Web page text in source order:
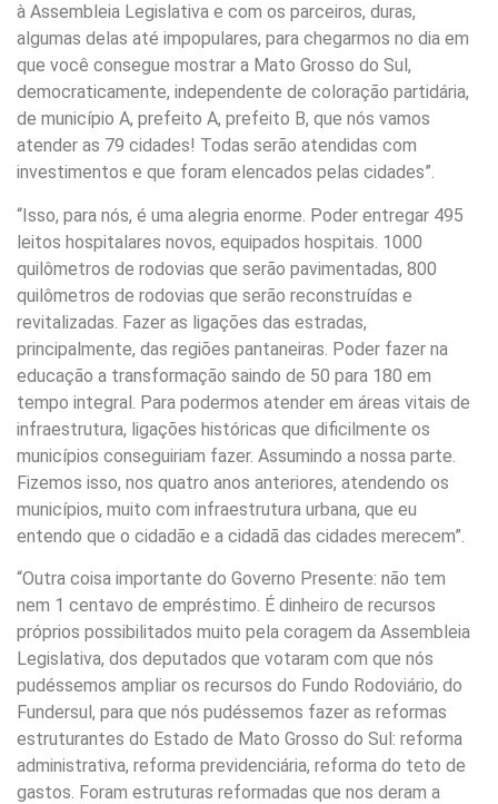
à Assembleia Legislativa e com os parceiros, duras,
algumas delas até impopulares, para chegarmos no dia em
que você consegue mostrar a Mato Grosso do Sul,
democraticamente, independente de coloração partidária,
de município A, prefeito A, prefeito B, que nós vamos
atender as 79 cidades! Todas serão atendidas com
investimentos e que foram elencados pelas cidades”.
“Isso, para nós, é uma alegria enorme. Poder entregar 495
leitos hospitalares novos, equipados hospitais. 1000
quilômetros de rodovias que serão pavimentadas, 800
quilômetros de rodovias que serão reconstruídas e
revitalizadas. Fazer as ligações das estradas,
principalmente, das regiões pantaneiras. Poder fazer na
educação a transformação saindo de 50 para 180 em
tempo integral. Para podermos atender em áreas vitais de
infraestrutura, ligações históricas que dificilmente os
municípios conseguiriam fazer. Assumindo a nossa parte.
Fizemos isso, nos quatro anos anteriores, atendendo os
municípios, muito com infraestrutura urbana, que eu
entendo que o cidadão e a cidadã das cidades merecem”.
“Outra coisa importante do Governo Presente: não tem
nem 1 centavo de empréstimo. É dinheiro de recursos
próprios possibilitados muito pela coragem da Assembleia
Legislativa, dos deputados que votaram com que nós
pudéssemos ampliar os recursos do Fundo Rodoviário, do
Fundersul, para que nós pudéssemos fazer as reformas
estruturantes do Estado de Mato Grosso do Sul: reforma
administrativa, reforma previdenciária, reforma do teto de
gastos. Foram estruturas reformadas que nos deram a